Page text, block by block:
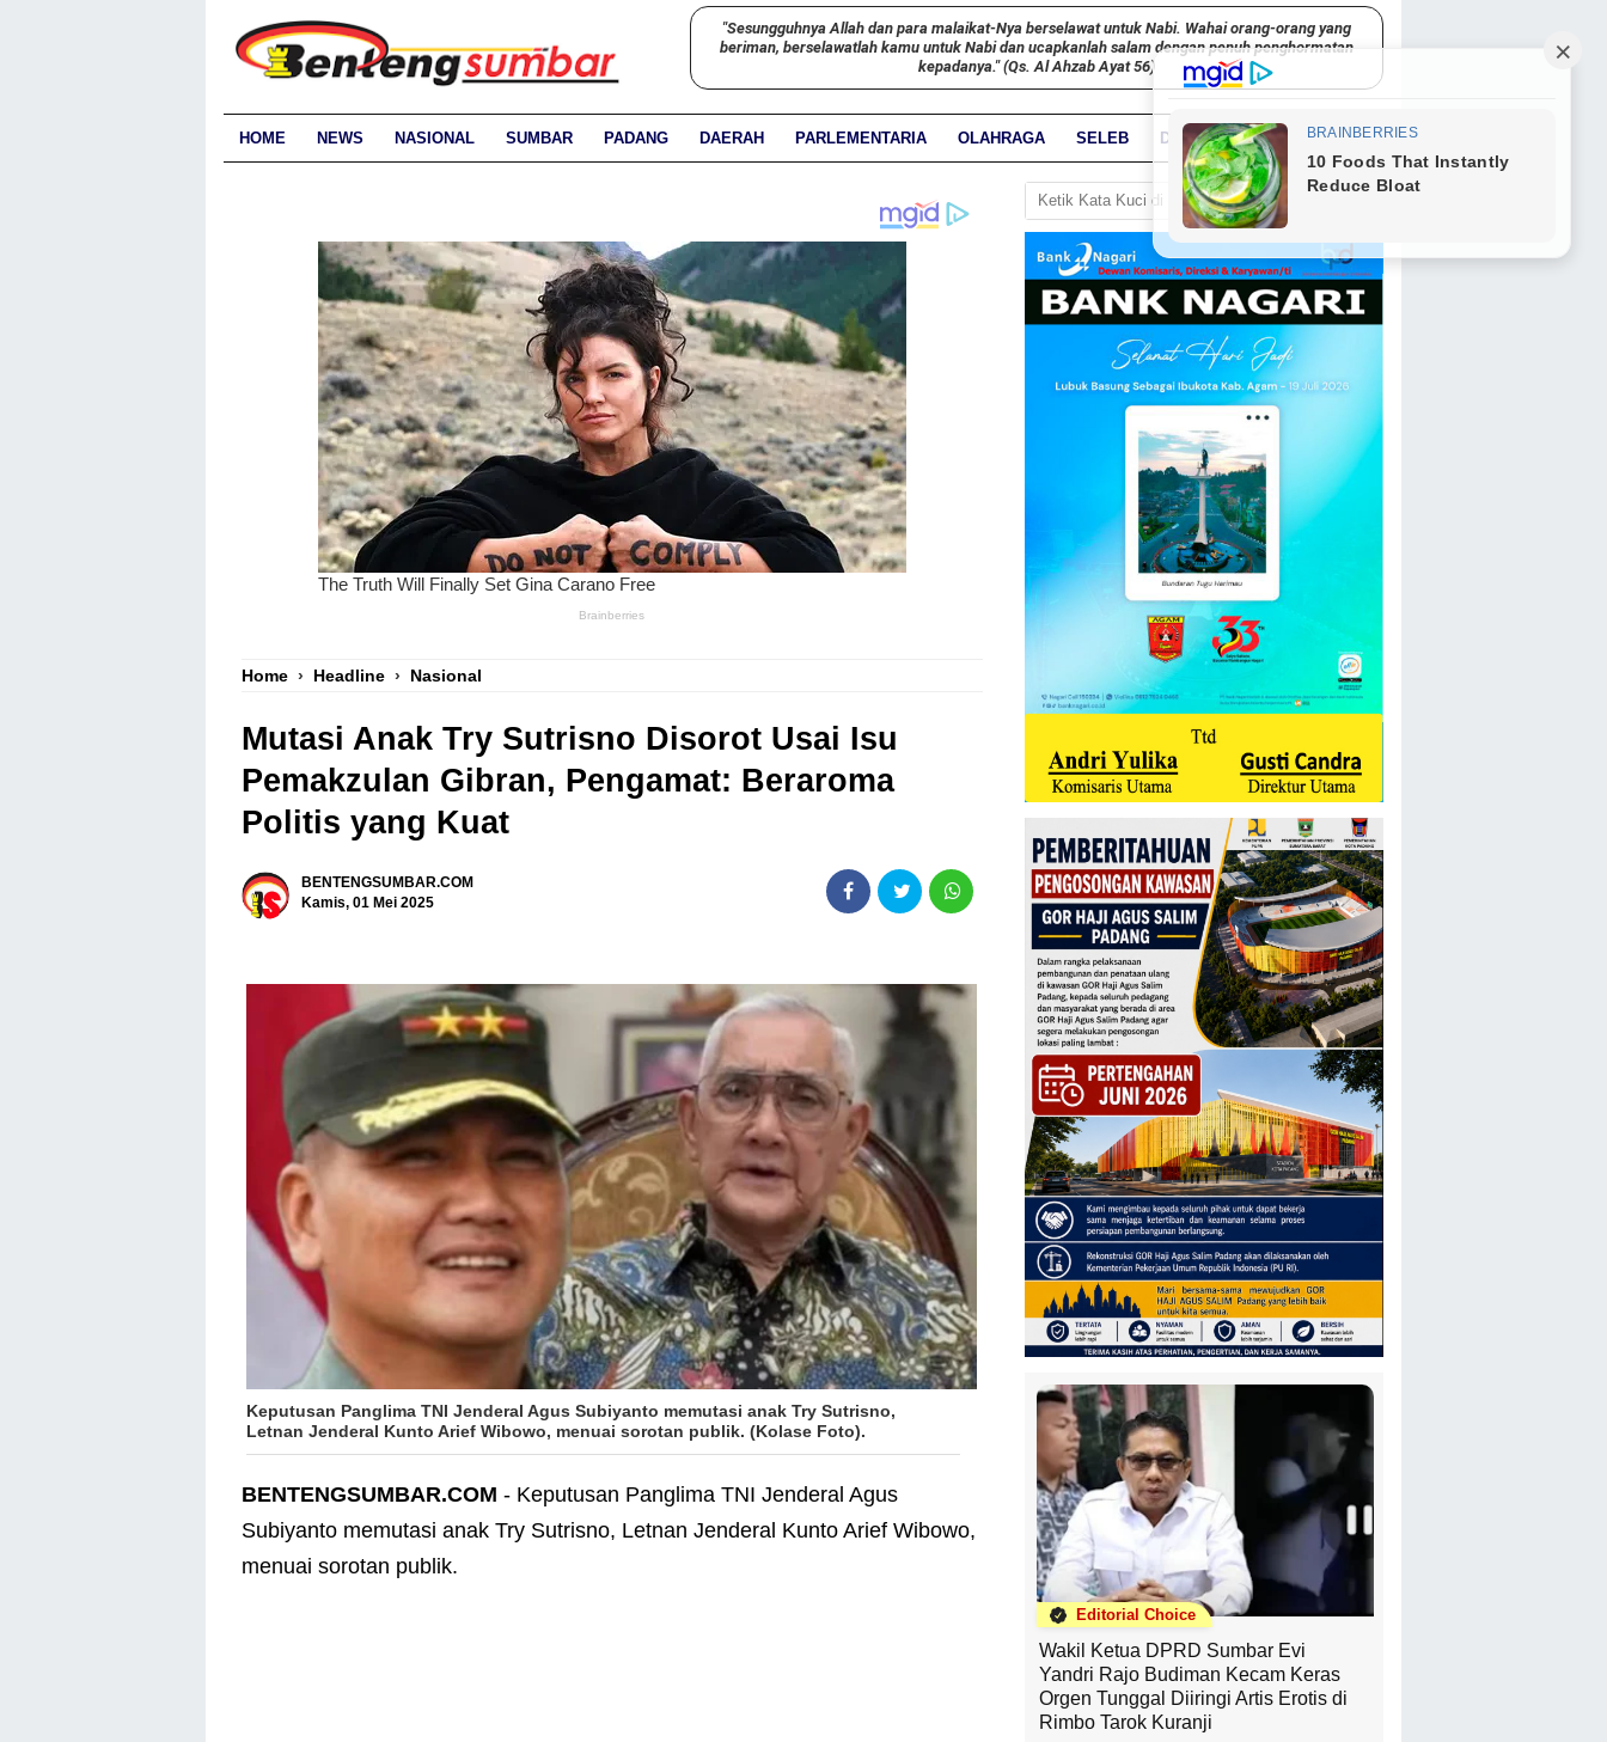
"Sesungguhnya Allah dan para malaikat-Nya berselawat untuk Nabi. Wahai orang-orang yang
beriman, berselawatlah kamu untuk Nabi dan ucapkanlah salam dengan penuh penghormatan
kepadanya." (Qs. Al Ahzab Ayat 56)
HOME NEWS NASIONAL SUMBAR PADANG DAERAH PARLEMENTARIA OLAHRAGA SELEB DUNIA PARIWARA
Home › Headline › Nasional
Mutasi Anak Try Sutrisno Disorot Usai Isu
Pemakzulan Gibran, Pengamat: Beraroma
Politis yang Kuat
BENTENGSUMBAR.COM
Kamis, 01 Mei 2025
Keputusan Panglima TNI Jenderal Agus Subiyanto memutasi anak Try Sutrisno,
Letnan Jenderal Kunto Arief Wibowo, menuai sorotan publik. (Kolase Foto).
BENTENGSUMBAR.COM - Keputusan Panglima TNI Jenderal Agus
Subiyanto memutasi anak Try Sutrisno, Letnan Jenderal Kunto Arief Wibowo,
menuai sorotan publik.
Editorial Choice
Wakil Ketua DPRD Sumbar Evi
Yandri Rajo Budiman Kecam Keras
Orgen Tunggal Diiringi Artis Erotis di
Rimbo Tarok Kuranji